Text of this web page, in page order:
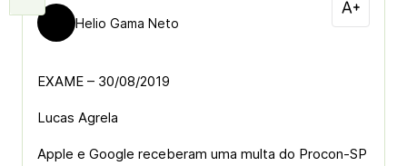
Helio Gama Neto
EXAME – 30/08/2019
Lucas Agrela
Apple e Google receberam uma multa do Procon-SP